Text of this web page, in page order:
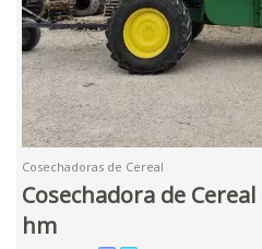
Cosechadoras de Cereal
Cosechadora de
hm